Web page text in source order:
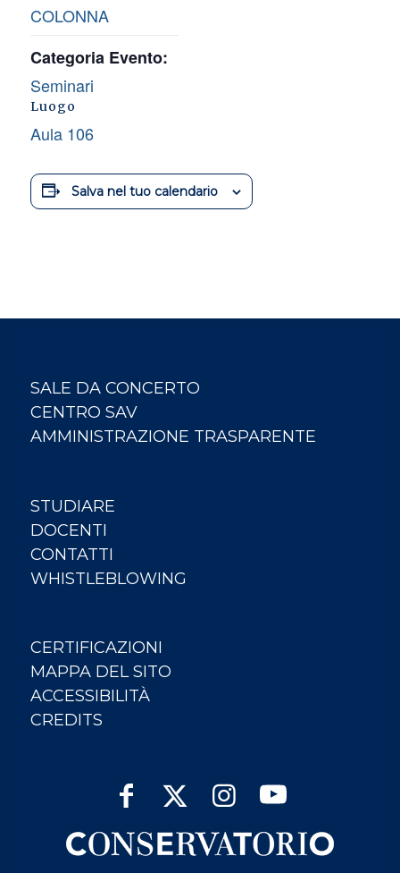
COLONNA
Categoria Evento:
Seminari
Luogo
Aula 106
Salva nel tuo calendario
SALE DA CONCERTO
CENTRO SAV
AMMINISTRAZIONE TRASPARENTE
STUDIARE
DOCENTI
CONTATTI
WHISTLEBLOWING
CERTIFICAZIONI
MAPPA DEL SITO
ACCESSIBILITÀ
CREDITS